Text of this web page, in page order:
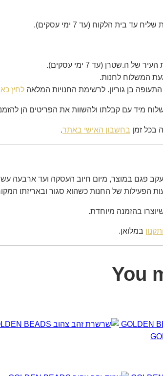
בית הלקוח (עד 7 ימי עסקים).
ה.שטרן (עד 7 ימי עסקים).
המשלוח לחנות.
בן גוריון. לרשימת החנויות המלאה לחץ
מיד עם קבלתו ולהשוות את הפריטים הן
בכל זמן בחשבון האישי באתר.
פגם במוצר, מיום חיוב העסקה ועד ארבעה
של החנות כשהוא סגור ובאריזתו
בהזמנה מיוחדת.
במלואן.
You